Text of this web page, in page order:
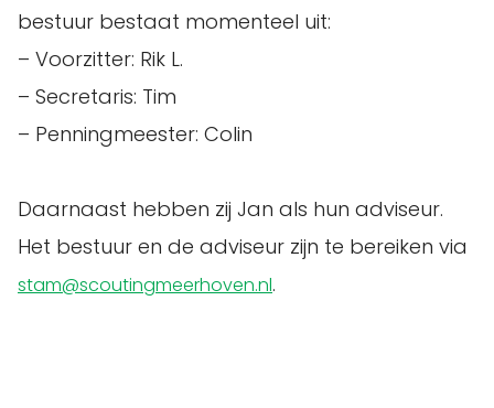
bestuur bestaat momenteel uit:
– Voorzitter: Rik L.
– Secretaris: Tim
– Penningmeester: Colin
Daarnaast hebben zij Jan als hun adviseur.
Het bestuur en de adviseur zijn te bereiken via
stam@scoutingmeerhoven.nl.